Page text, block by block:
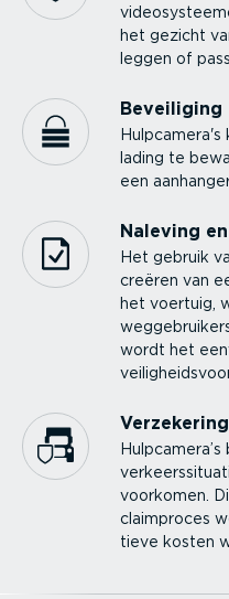
het gezicht
leggen of
Beveiliging
lading te
een
Naleving
Het gebruik
creëren van
het voertuig,
wordt het
voorkomen.
claimproces
tieve kosten